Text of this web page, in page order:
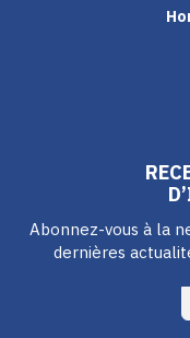
Abonnez-vous à la
dernières